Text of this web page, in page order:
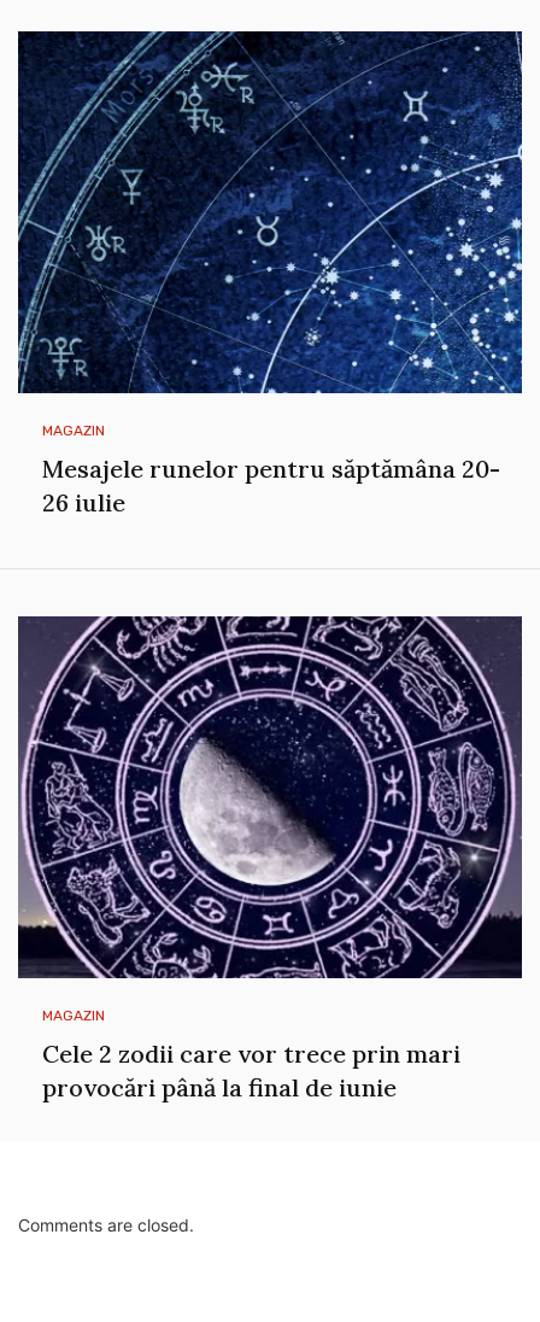
MAGAZIN
Mesajele runelor pentru săptămâna 20-
26 iulie
MAGAZIN
Cele 2 zodii care vor trece prin mari
provocări până la final de iunie
Comments are closed.